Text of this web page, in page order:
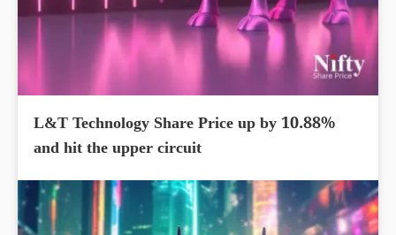
L&T Technology Share Price up by 10.88%
and hit the upper circuit